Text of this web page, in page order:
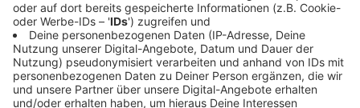
Schadowstraße zu einem zusammenhängenden
Erlebnisraum zusammenzulegen.
Anzeige